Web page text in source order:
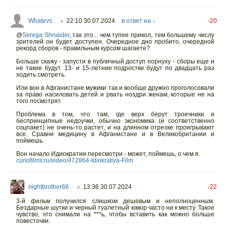
Whatevs ○ 22:10 30.07.2024 в ответ на ↓
-20
@Serega Shnaider,так это... чем тупее прикол, тем большему числу
зрителей он будет доступен. Очередное дно пробито, очередной
рекорд сборов - правильным курсом шагаете?
Больше скажу - запусти в публичный доступ порнуху - сборы еще и
не такие будут. 13- и 15-летние подростки будут по двадцать раз
ходить смотреть.
Или вон в Афганистане мужики так и вообще дружно проголосовали
за право насиловать детей и рвать ноздри женам, которые не на
того посмотрят.
Проблема в том, что там, где верх берут троечники и
беспринципные недоучки, обычно экономика (и соответственно
соцпакет) не очень-то растет, и на длинном отрезке проигрывают
все. Сравни медицину в Афганистане и в Великобритании и
поймешь.
Вон начало Идиократии пересмотри - может, поймешь, о чем я.
cunofilms.ru/video/472864-Idiokratiya-Film
nightbrother66 ○ 13:36 30.07.2024
-22
3-й фильм получился слишком дешевым и неполноценным.
Бездарные шутки и черный туалетный юмор часто ни к месту. Такое
чувство, что снимали на ***ь, чтобы вставить как можно больше
повесточки.